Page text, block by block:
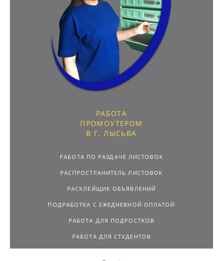
РАБОТА
ПРОМОУТЕРОМ
В Г. ЛЫСЬВА
РАБОТА ПО РАЗДАЧЕ ЛИСТОВОК
РАСПРОСТРАНИТЕЛЬ ЛИСТОВОК
РАСКЛЕЙЩИК ОБЪЯВЛЕНИЙ
ПОДРАБОТКА С ЕЖЕДНЕВНОЙ ОПЛАТОЙ
РАБОТА ДЛЯ ПОДРОСТКОВ
РАБОТА ДЛЯ СТУДЕНТОВ